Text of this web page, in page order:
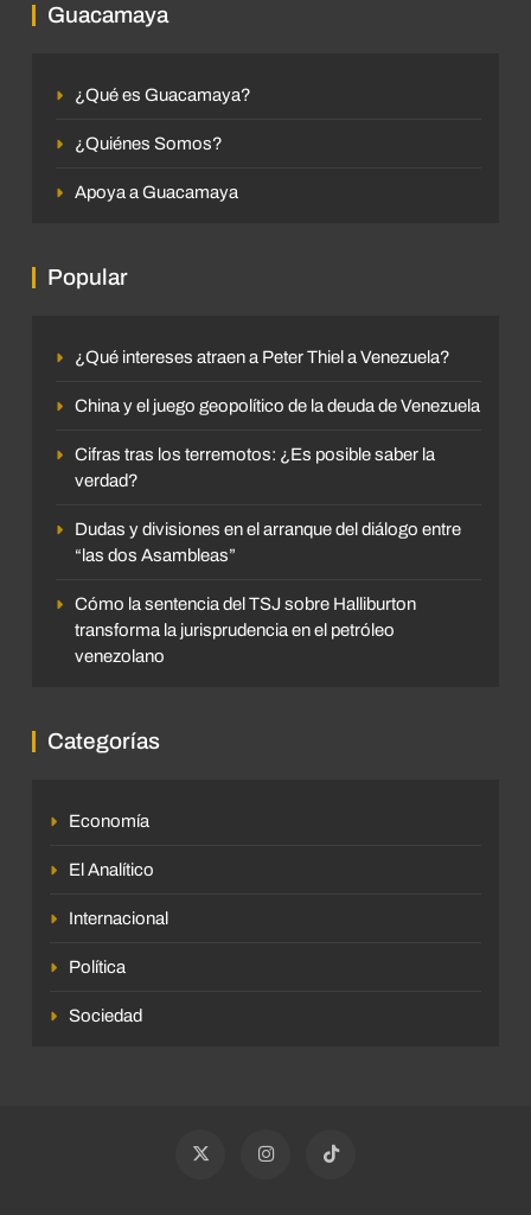
Guacamaya
¿Qué es Guacamaya?
¿Quiénes Somos?
Apoya a Guacamaya
Popular
¿Qué intereses atraen a Peter Thiel a Venezuela?
China y el juego geopolítico de la deuda de Venezuela
Cifras tras los terremotos: ¿Es posible saber la
verdad?
Dudas y divisiones en el arranque del diálogo entre
“las dos Asambleas”
Cómo la sentencia del TSJ sobre Halliburton
transforma la jurisprudencia en el petróleo
venezolano
Categorías
Economía
El Analítico
Internacional
Política
Sociedad